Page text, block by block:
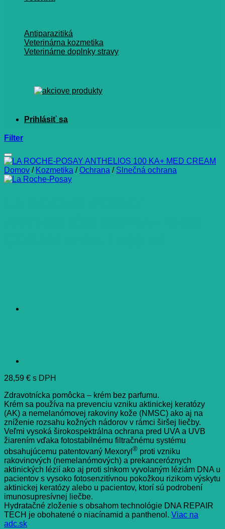
Antiparazitiká
Veterinárna kozmetika
Veterinárne doplnky stravy
Filter
Domov / Kozmetika / Ochrana / Slnečná ochrana
28,59 € s DPH
Zdravotnícka pomôcka – krém bez parfumu.
Krém sa používa na prevenciu vzniku aktinickej keratózy
(AK) a nemelanómovej rakoviny kože (NMSC) ako aj na
zníženie rozsahu kožných nádorov v rámci širšej liečby.
Veľmi vysoká širokospektrálna ochrana pred UVA a UVB
žiarením vďaka fotostabilnému filtračnému systému
obsahujúcemu patentovaný Mexoryl ® proti vzniku
rakovinových (nemelanómových) a prekanceróznych
aktinických lézií ako aj proti slnkom vyvolaným léziám DNA u
pacientov s vysoko fotosenzitívnou pokožkou rizikom výskytu
aktinickej keratózy alebo u pacientov, ktorí sú podrobení
imunosupresívnej liečbe.
Hydratačné zloženie s obsahom technológie DNA REPAIR
TECH je obohatené o niacínamid a panthenol. Viac na
adc.sk